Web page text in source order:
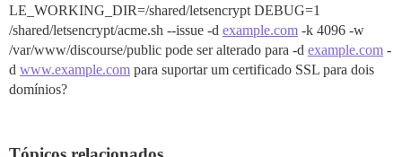
LE_WORKING_DIR=/shared/letsencrypt DEBUG=1
/shared/letsencrypt/acme.sh --issue -d example.com -k 4096 -w
/var/www/discourse/public pode ser alterado para -d example.com -
d www.example.com para suportar um certificado SSL para dois
domínios?